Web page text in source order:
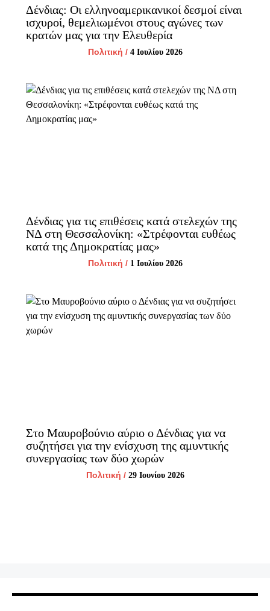
Δένδιας: Οι ελληνοαμερικανικοί δεσμοί είναι
ισχυροί, θεμελιωμένοι στους αγώνες των
κρατών μας για την Ελευθερία
Πολιτική / 4 Ιουλίου 2026
Δένδιας για τις επιθέσεις κατά στελεχών της
ΝΔ στη Θεσσαλονίκη: «Στρέφονται ευθέως
κατά της Δημοκρατίας μας»
Πολιτική / 1 Ιουλίου 2026
Στο Μαυροβούνιο αύριο ο Δένδιας για να
συζητήσει για την ενίσχυση της αμυντικής
συνεργασίας των δύο χωρών
Πολιτική / 29 Ιουνίου 2026